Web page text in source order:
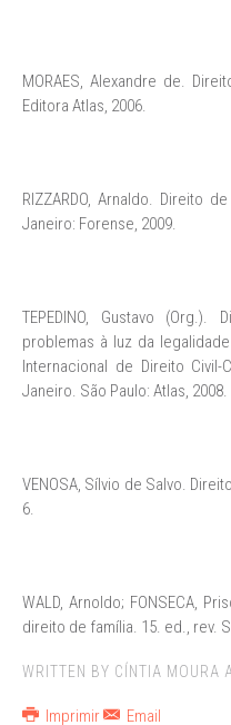
MORAES, Alexandre de.
Editora Atlas, 2006.
RIZZARDO, Arnaldo. Direito
Janeiro: Forense, 2009.
TEPEDINO, Gustavo
problemas à luz da
Internacional de Direito
Janeiro. São Paulo: Atlas, 2008.
VENOSA, Sílvio de Salvo.
6.
WALD, Arnoldo; FONSECA,
direito de família. 15. ed., rev.
WRITTEN BY CÍNTIA MOURA
Imprimir Email